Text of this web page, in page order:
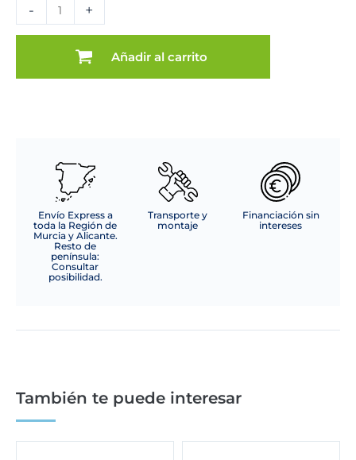
-
FAMILIA
cantidad
+
Añadir al carrito
Envío Express a
toda la Región de
Murcia y Alicante.
Resto de
península:
Consultar
posibilidad.
Transporte y
montaje
Financiación sin
intereses
También te puede interesar